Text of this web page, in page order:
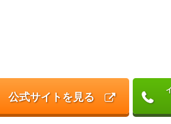
公式サイトを見る